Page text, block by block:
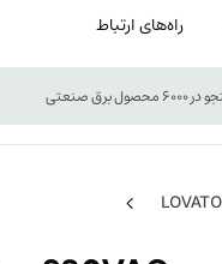
راه‌های ارتباط